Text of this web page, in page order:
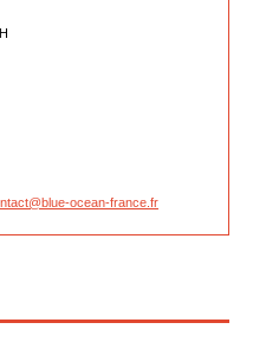
ocean-france.fr